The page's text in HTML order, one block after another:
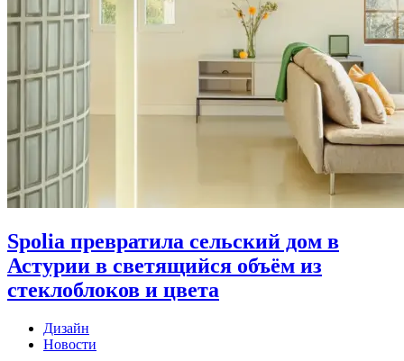
Spolia превратила сельский дом в
Астурии в светящийся объём из
стеклоблоков и цвета
Дизайн
Новости